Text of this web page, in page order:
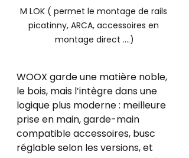
M LOK ( permet le montage de rails
picatinny, ARCA, accessoires en
montage direct ....)
WOOX garde une matière noble,
le bois, mais l’intègre dans une
logique plus moderne : meilleure
prise en main, garde-main
compatible accessoires, busc
réglable selon les versions, et